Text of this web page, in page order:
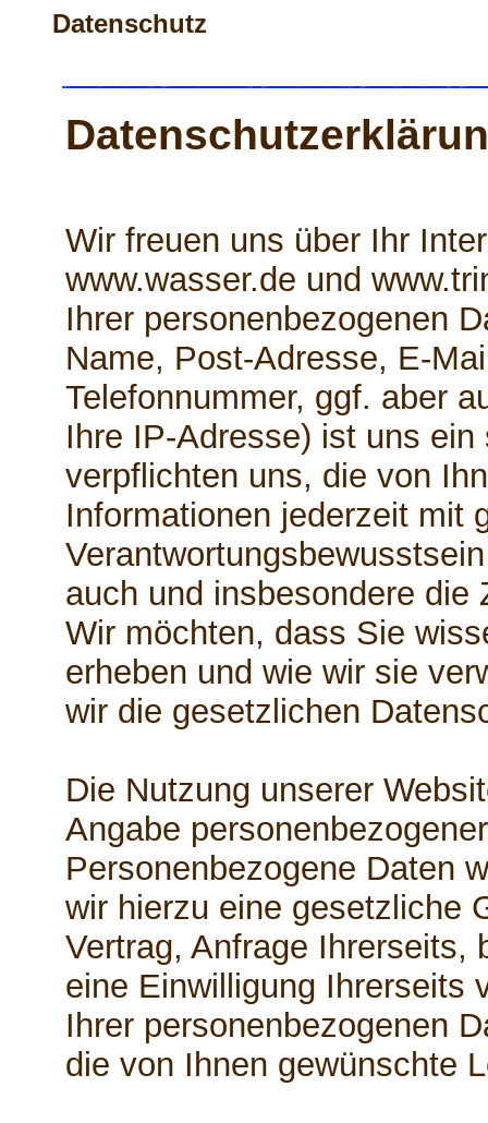
Datenschutz
Wir freuen uns über Ihr
www.wasser.de und
Ihrer personenbezogenen
Name, Post-Adresse, E-
Telefonnummer, ggf. aber
Ihre IP-Adresse) ist uns
verpflichten uns, die von
Informationen jederzeit mit
auch und insbesondere die
Wir möchten, dass Sie
erheben und wie wir sie
wir die gesetzlichen
Die Nutzung unserer
Angabe
Personenbezogene Daten
wir hierzu eine gesetzliche
Vertrag, Anfrage Ihrerseits,
eine Einwilligung Ihrerseits
Ihrer personenbezogenen
die von Ihnen gewünschte